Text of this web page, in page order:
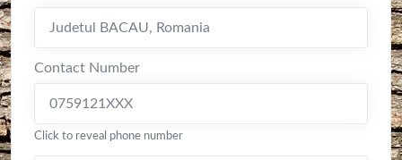
Judetul BACAU, Romania
Contact Number
0759121XXX
Click to reveal phone number